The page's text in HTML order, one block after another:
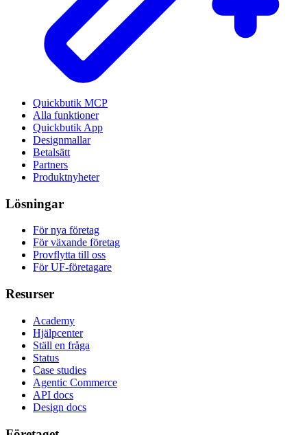
Quickbutik MCP
Alla funktioner
Quickbutik App
Designmallar
Betalsätt
Partners
Produktnyheter
Lösningar
För nya företag
För växande företag
Provflytta till oss
För UF-företagare
Resurser
Academy
Hjälpcenter
Ställ en fråga
Status
Case studies
Agentic Commerce
API docs
Design docs